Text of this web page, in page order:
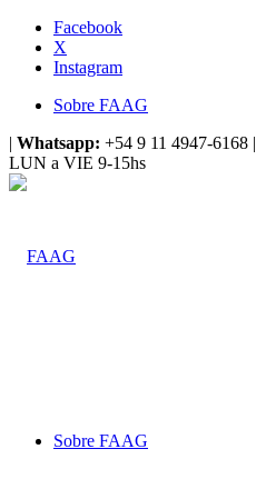
Facebook
X
Instagram
Sobre FAAG
| Whatsapp: +54 9 11 4947-6168 |
LUN a VIE 9-15hs
Sobre FAAG